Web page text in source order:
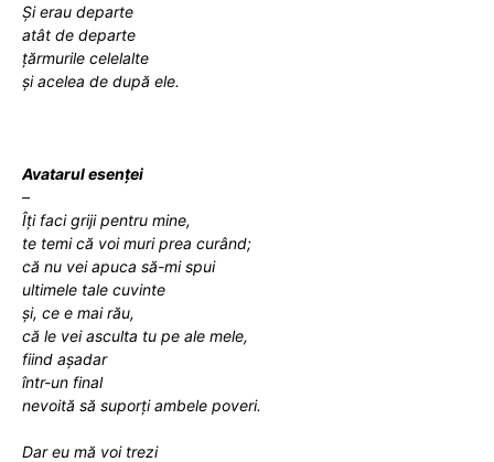
Și erau departe
atât de departe
țărmurile celelalte
și acelea de după ele.
Avatarul esenței
–
Îți faci griji pentru mine,
te temică voi muri prea curând;
că nu vei apuca să-mi spui
ultimele tale cuvinte
și, ce e mai rău,
că le vei asculta tu pe ale mele,
fiind așadar
într-un final
nevoită să suporți ambele poveri.
Dar eu mă voi trezi